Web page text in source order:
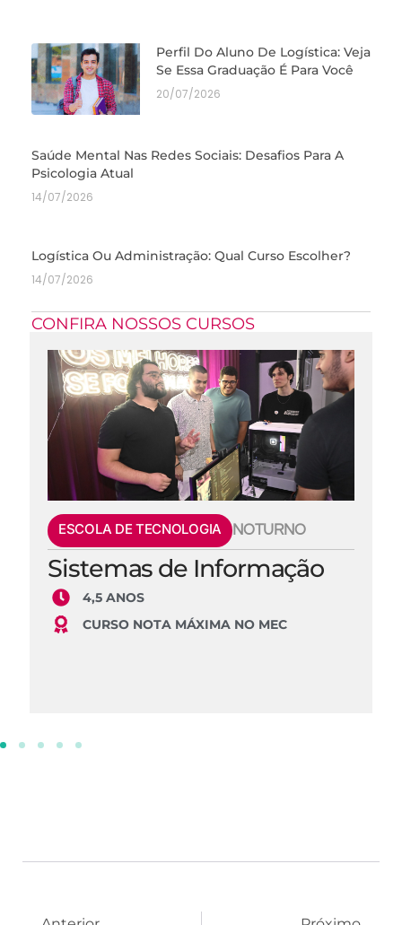
Perfil Do Aluno De Logística: Veja
Se Essa Graduação É Para Você
20/07/2026
Saúde Mental Nas Redes Sociais: Desafios Para A
Psicologia Atual
14/07/2026
Logística Ou Administração: Qual Curso Escolher?
14/07/2026
CONFIRA NOSSOS CURSOS
ESCOLA DE TECNOLOGIA NOTURNO
Sistemas de Informação
4,5 ANOS
CURSO NOTA MÁXIMA NO MEC